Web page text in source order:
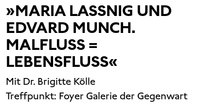
»MARIA LASSNIG UND
EDVARD MUNCH.
MALFLUSS =
LEBENSFLUSS«
Mit Dr. Brigitte Kölle
Treffpunkt: Foyer Galerie der Gegenwart